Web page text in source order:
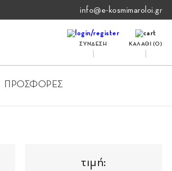
info@e-kosmimaroloi.gr
ΣΥΝΔΕΣΗ ΚΑΛΑΘΙ (0)
ΠΡΟΣΦΟΡΕΣ
τιμή: